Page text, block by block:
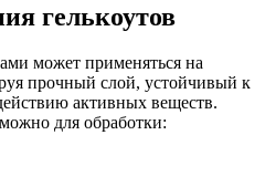
гелькоутов
может применяться на
прочный слой, устойчивый к
активных веществ.
для обработки: